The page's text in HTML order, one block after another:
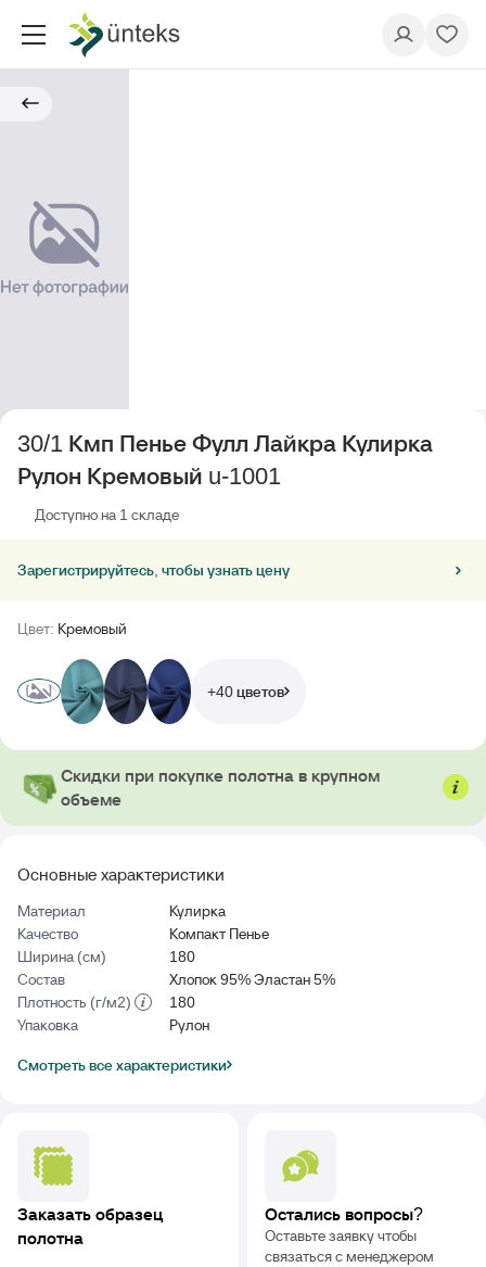
Основные характеристики
Материал
Кулирка
Качество
Компакт Пенье
Ширина (см)
180
Состав
Хлопок 95% Эластан 5%
Плотность (г/м2)
180
Упаковка
Рулон
Смотреть все характеристики
30/1 Кмп Пенье Фулл Лайкра Кулирка
Рулон Кремовый u-1001
Доступно на 1 складе
Зарегистрируйтесь, чтобы узнать цену
Цвет: Кремовый
+40 цветов
Скидки при покупке полотна в крупном
объеме
Заказать образец
полотна
Остались вопросы?
Оставьте заявку чтобы
связаться с менеджером